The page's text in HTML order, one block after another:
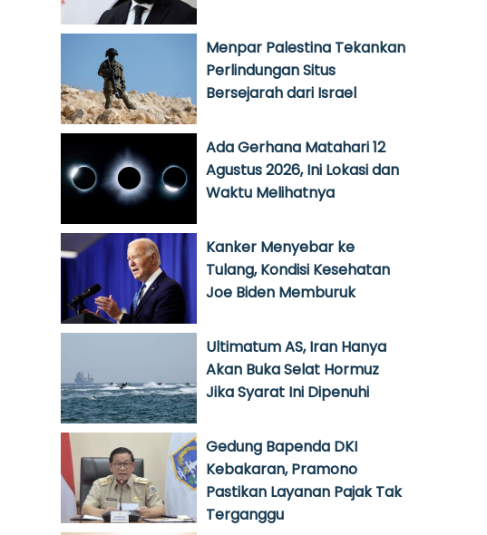
Menpar Palestina Tekankan
Perlindungan Situs
Bersejarah dari Israel
Ada Gerhana Matahari 12
Agustus 2026, Ini Lokasi dan
Waktu Melihatnya
Kanker Menyebar ke
Tulang, Kondisi Kesehatan
Joe Biden Memburuk
Ultimatum AS, Iran Hanya
Akan Buka Selat Hormuz
Jika Syarat Ini Dipenuhi
Gedung Bapenda DKI
Kebakaran, Pramono
Pastikan Layanan Pajak Tak
Terganggu